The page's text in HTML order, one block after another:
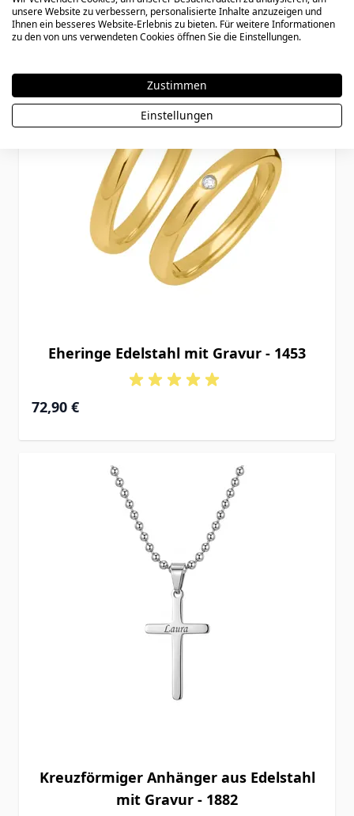
Eheringe Edelstahl mit Gravur - 1453
72,90 €
Kreuzförmiger Anhänger aus Edelstahl
mit Gravur - 1882
unsere Website zu verbessern, personalisierte Inhalte anzuzeigen und
Ihnen ein besseres Website-Erlebnis zu bieten. Für weitere Informationen
zu den von uns verwendeten Cookies öffnen Sie die Einstellungen.
Zustimmen
Einstellungen